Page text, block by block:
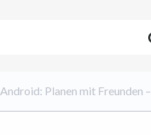
Android: Planen mit Freunden